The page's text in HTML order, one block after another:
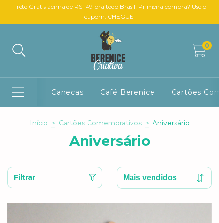
Frete Grátis acima de R$ 149 pra todo Brasil! Primeira compra? Use o
cupom: CHEGUEI
0
Canecas Café Berenice Cartões
Início > Cartões Comemorativos > Aniversário
Aniversário
Filtrar